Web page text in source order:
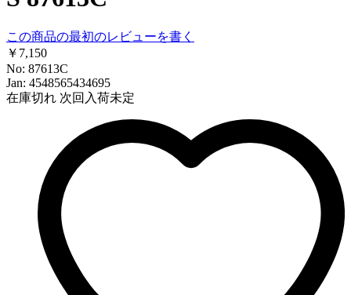
この商品の最初のレビューを書く
￥7,150
No: 87613C
Jan: 4548565434695
在庫切れ 次回入荷未定